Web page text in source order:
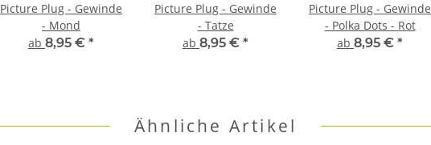
Picture Plug - Gewinde
- Mond
ab 8,95 € *
Picture Plug - Gewinde
- Tatze
ab 8,95 € *
Picture Plug - Gewinde
- Polka Dots - Rot
ab 8,95 € *
Ähnliche Artikel